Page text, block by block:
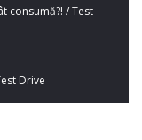
consumă?! / Test
Drive